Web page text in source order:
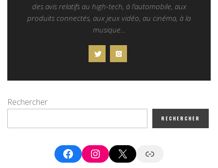
des avis relatifs au high-tech, à l’automobile, aux
produits connectés, aux jeux vidéo, au cinéma, à la
musique...
Rechercher
RECHERCHER
FacebookInstagram
X Google News